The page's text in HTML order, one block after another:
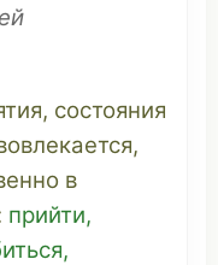
, состояния
,
в
прийти,
,